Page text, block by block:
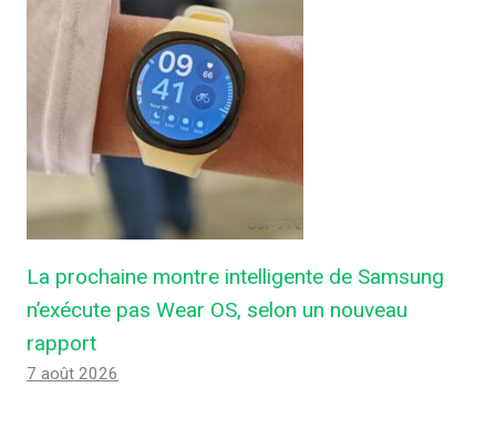
La prochaine montre intelligente de Samsung
n’exécute pas Wear OS, selon un nouveau
rapport
7 août 2026